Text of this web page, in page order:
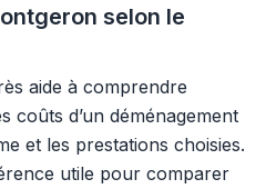
selon le
aide à comprendre
coûts d’un déménagement
et les prestations choisies.
utile pour comparer